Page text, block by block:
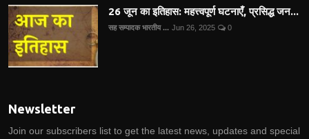
26 जून का इतिहास: महत्त्वपूर्ण घटनाएँ, प्रसिद्ध जन...
सह सम्पादक भारतीय ... Jun 26, 2025 0
Newsletter
Join our subscribers list to get the latest news, updates and special